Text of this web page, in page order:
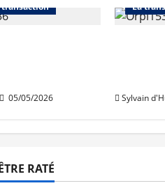
transaction
05/05/2026
La
Sylvain
RATÉ